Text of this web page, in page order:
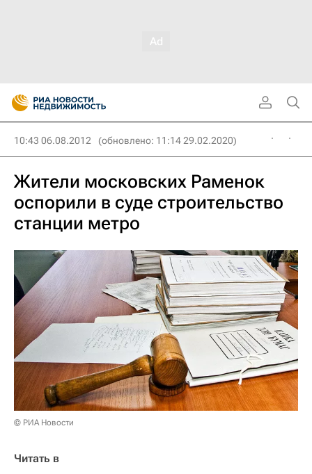
10:43 06.08.2012 (обновлено: 11:14 29.02.2020)
Жители московских Раменок
оспорили в суде строительство
станции метро
© РИА Новости
Читать в